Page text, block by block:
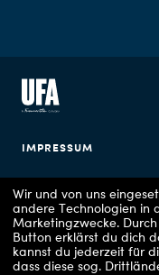
IMPRESSUM
COOKIE
Wir und von uns
andere Technologien in
Marketingzwecke.
Button erklärst du dich
kannst du jederzeit für
dass diese sog.